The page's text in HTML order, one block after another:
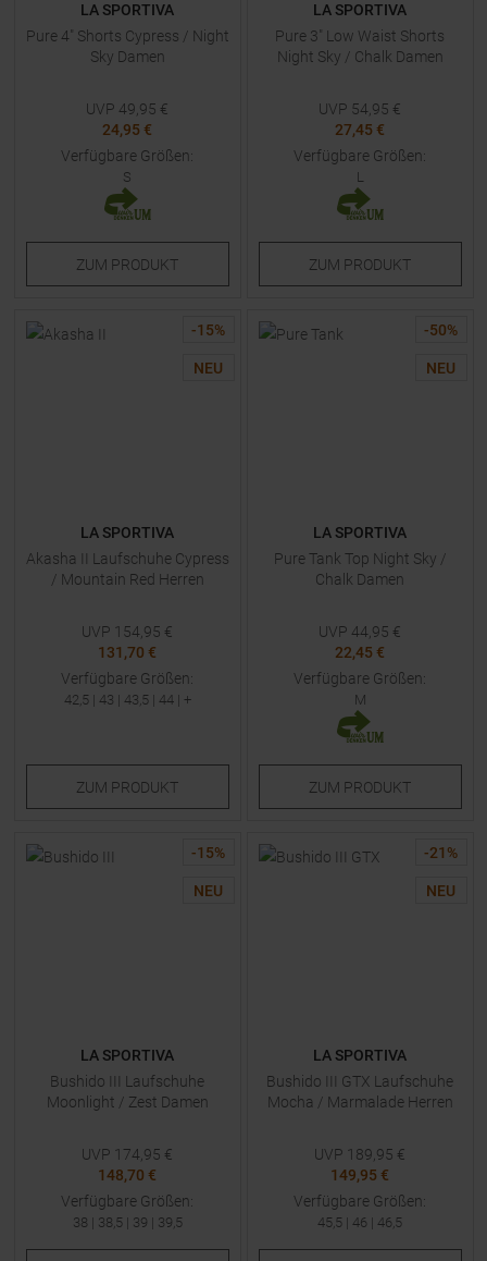
LA SPORTIVA
Pure 4" Shorts Cypress / Night
Sky Damen
UVP 49,95 €
24,95 €
Verfügbare Größen:
S
ZUM PRODUKT
LA SPORTIVA
Pure 3" Low Waist Shorts
Night Sky / Chalk Damen
UVP 54,95 €
27,45 €
Verfügbare Größen:
L
ZUM PRODUKT
-15%
NEU
LA SPORTIVA
Akasha II Laufschuhe Cypress
/ Mountain Red Herren
UVP 154,95 €
131,70 €
Verfügbare Größen:
42,5 | 43 | 43,5 | 44| +
ZUM PRODUKT
-50%
NEU
LA SPORTIVA
Pure Tank Top Night Sky /
Chalk Damen
UVP 44,95 €
22,45 €
Verfügbare Größen:
M
ZUM PRODUKT
-15%
NEU
LA SPORTIVA
Bushido III Laufschuhe
Moonlight / Zest Damen
UVP 174,95 €
148,70 €
Verfügbare Größen:
38 | 38,5 | 39 | 39,5
-21 %
NEU
LA SPORTIVA
Bushido III GTX Laufschuhe
Mocha / Marmalade Herren
UVP 189,95 €
149,95 €
Verfügbare Größen:
45,5 | 46 | 46,5